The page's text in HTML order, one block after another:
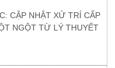
CẬP NHẬT XỬ TRÍ CẤP
NGỘT TỪ LÝ THUYẾT